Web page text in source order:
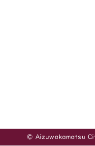
© Aizuwakamatsu